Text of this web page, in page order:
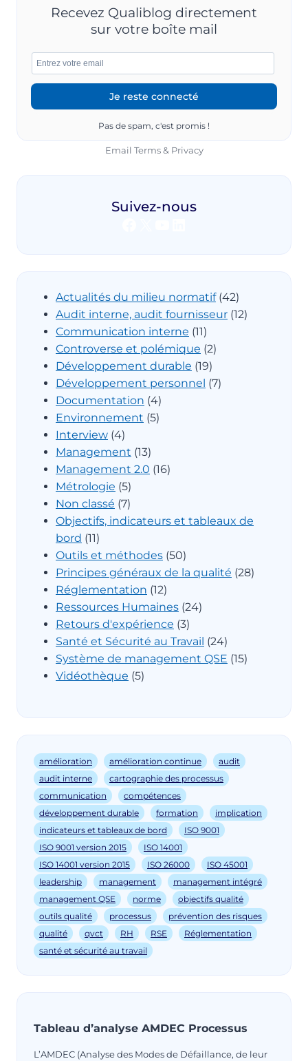
Recevez Qualiblog directement
sur votre boîte mail
Pas de spam, c'est promis !
Email Terms& Privacy
Suivez-nous
Actualités du milieu normatif(42)
Audit interne, audit fournisseur (12)
Communication interne (11)
Controverse et polémique (2)
Développement durable (19)
Développement personnel (7)
Documentation (4)
Environnement (5)
Interview (4)
Management (13)
Management 2.0 (16)
Métrologie (5)
Non classé (7)
Objectifs, indicateurs et tableaux de
bord (11)
Outils et méthodes (50)
Principes généraux de la qualité (28)
Réglementation (12)
Ressources Humaines (24)
Retours d'expérience (3)
Santé et Sécurité au Travail (24)
Système de management QSE (15)
Vidéothèque (5)
amélioration amélioration continue
audit
audit interne
cartographie des processus
communication
compétences
développement durable
formation
implication
indicateurs et tableaux de bord
ISO 9001
ISO 9001 version 2015
ISO 14001
ISO 14001 version 2015
ISO 26000
ISO 45001
leadership
management
management intégré
management QSE
norme
objectifs qualité
outils qualité
processus
prévention des risques
qualité
qvct RH RSE
Réglementation
santé et sécurité au travail
Tableau d’analyse AMDEC Processus
L’AMDEC (Analyse des Modes de Défaillance, de leur